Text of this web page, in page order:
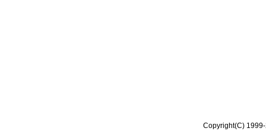
Copyright(C)